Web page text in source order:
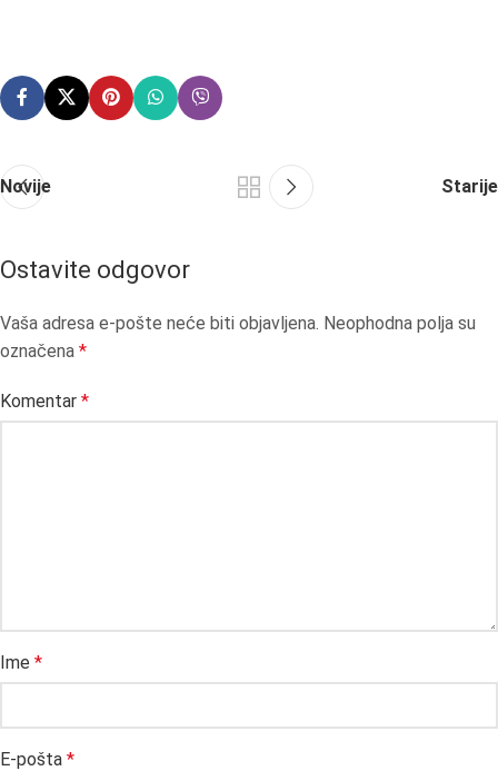
Novije Starije
Ostavite odgovor
Vaša adresa e-pošte neće biti objavljena. Neophodna polja su
označena *
Komentar *
Ime *
E-pošta *